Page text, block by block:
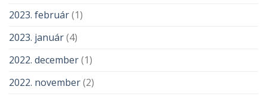
2023. február(1)
2023. január(4)
2022. december(1)
2022. november(2)